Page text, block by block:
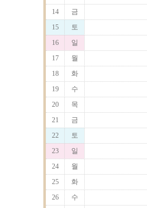
14 금
15 토
16 일
17 월
18 화
19 수
20 목
21 금
22 토
23 일
24 월
25 화
26 수